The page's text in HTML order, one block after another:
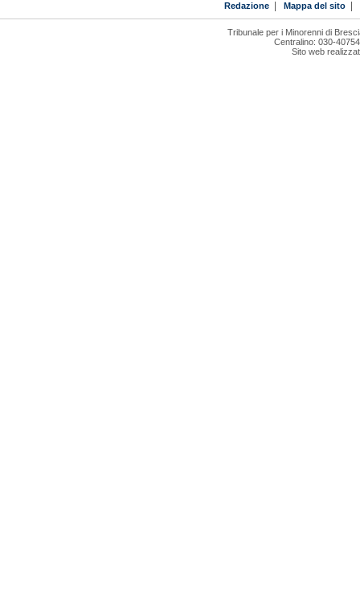
Redazione Mappa del sito
Tribunale per i Minorenni di
Centralino: 030-
Sito web